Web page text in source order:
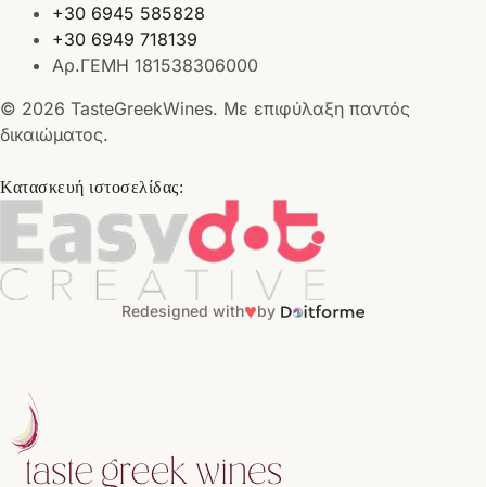
+30 6945 585828
+30 6949 718139
Αρ.ΓΕΜΗ 181538306000
© 2026 TasteGreekWines. Με επιφύλαξη παντός
δικαιώματος.
Κατασκευή ιστοσελίδας:
Redesigned with♥by